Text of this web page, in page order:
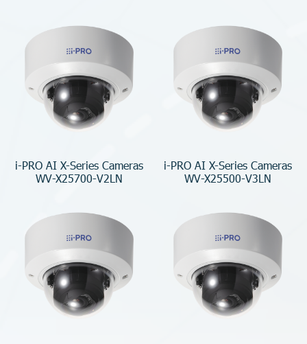
i-PRO AI X-Series Cameras
WV-X25700-V2LN
i-PRO AI X-Series Cameras
WV-X25500-V3LN